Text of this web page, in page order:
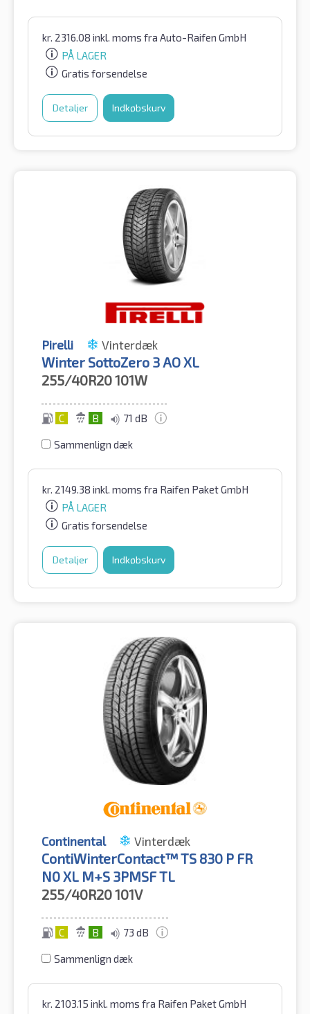
kr. 2316.08 inkl. moms fra Auto-Raifen GmbH
PÅ LAGER
Gratis forsendelse
Detaljer Indkøbskurv
Pirelli Vinterdæk
Winter SottoZero 3 AO XL
255/40R20101W
C B 71 dB
Sammenlign dæk
kr. 2149.38 inkl. moms fra Raifen Paket GmbH
PÅ LAGER
Gratis forsendelse
Detaljer Indkøbskurv
Continental Vinterdæk
ContiWinterContact™ TS 830 P FR
N0 XL M+S 3PMSF TL
255/40R20101V
C B 73 dB
Sammenlign dæk
kr. 2103.15 inkl. moms fra Raifen Paket GmbH